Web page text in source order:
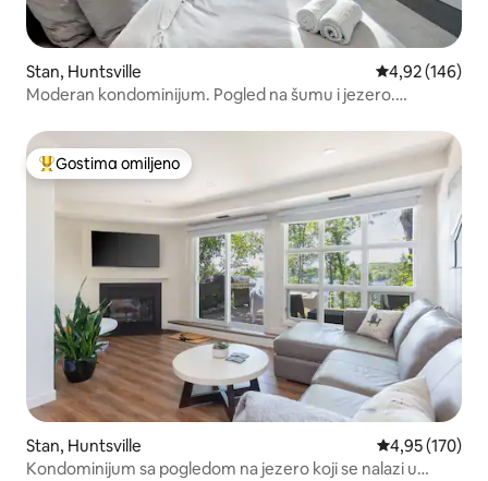
Stan, Huntsville Prosečna
4,92 (146)
Moderan kondominijum. Pogled na šumu i jezero.
Najuspešniji među gostima omiljenim
Gostima omiljeno
Stan, Huntsville Prosečna
4,95 (170)
Kondominijum sa pogledom na jezero koji se nalazi u